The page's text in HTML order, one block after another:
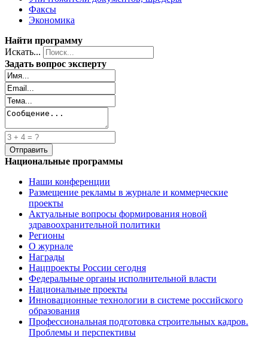
Факсы
Экономика
Найти программу
Искать...
Задать вопрос эксперту
Национальные программы
Наши конференции
Размещение рекламы в журнале и коммерческие
проекты
Актуальные вопросы формирования новой
здравоохранительной политики
Регионы
О журнале
Награды
Нацпроекты России сегодня
Федеральные органы исполнительной власти
Национальные проекты
Инновационные технологии в системе российского
образования
Профессиональная подготовка строительных кадров.
Проблемы и перспективы